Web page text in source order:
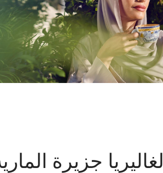
الغاليريا جزيرة